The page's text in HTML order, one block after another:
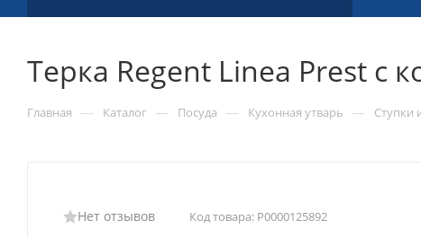
Терка Regent Linea Prest с
Главная — Каталог — Посуда — Кухонная утварь — Ступки
Нет отзывов Код товара: Р0000125892